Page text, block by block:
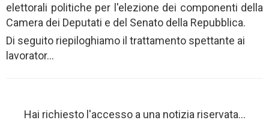
elettorali politiche per l'elezione dei componenti della
Camera dei Deputati e del Senato della Repubblica.
Di seguito riepiloghiamo il trattamento spettante ai
lavorator...
Hai richiesto l'accesso a una notizia riservata...